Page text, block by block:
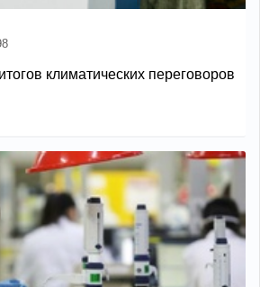
климатических переговоров